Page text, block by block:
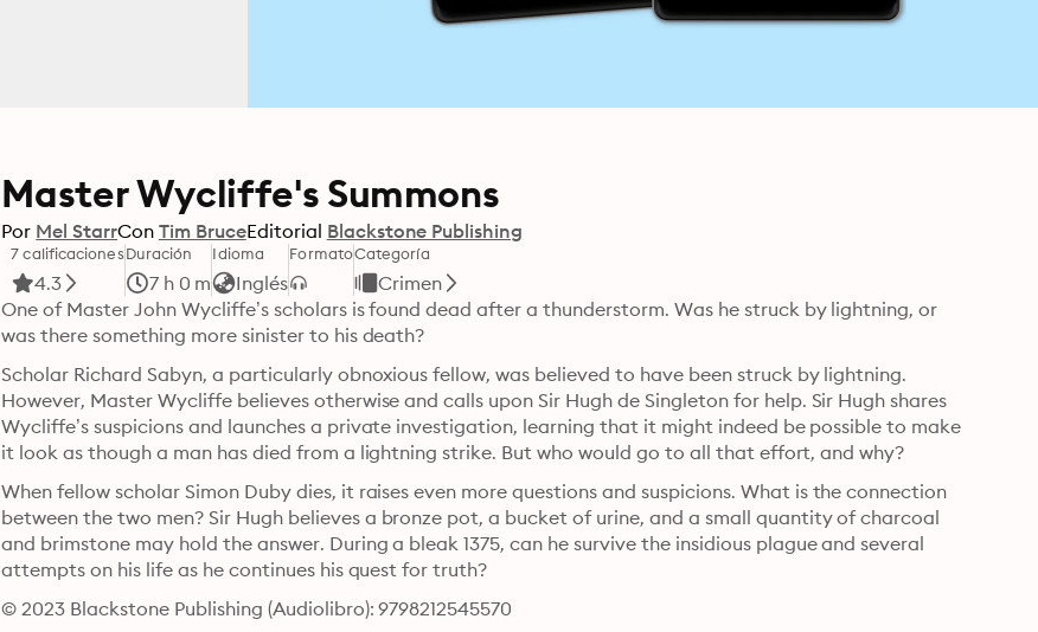
Master Wycliffe's Summons
Por Mel StarrCon Tim BruceEditorial Blackstone Publishing
7 calificaciones
4.3
Duración
7 h 0 m
Idioma
Inglés
FormatoCategoría
Crimen
One of Master John Wycliffe’s scholars is found dead after a thunderstorm. Was he struck by lightning, or
was there something more sinister to his death?
Scholar Richard Sabyn, a particularly obnoxious fellow, was believed to have been struck by lightning.
However, Master Wycliffe believes otherwise and calls upon Sir Hugh de Singleton for help. Sir Hugh shares
Wycliffe’s suspicions and launches a private investigation, learning that it might indeed be possible to make
it look as though a man has died from a lightning strike. But who would go to all that effort, and why?
When fellow scholar Simon Duby dies, it raises even more questions and suspicions. What is the connection
between the two men? Sir Hugh believes a bronze pot, a bucket of urine, and a small quantity of charcoal
and brimstone may hold the answer. During a bleak 1375, can he survive the insidious plague and several
attempts on his life as he continues his quest for truth?
© 2023 Blackstone Publishing (Audiolibro): 9798212545570